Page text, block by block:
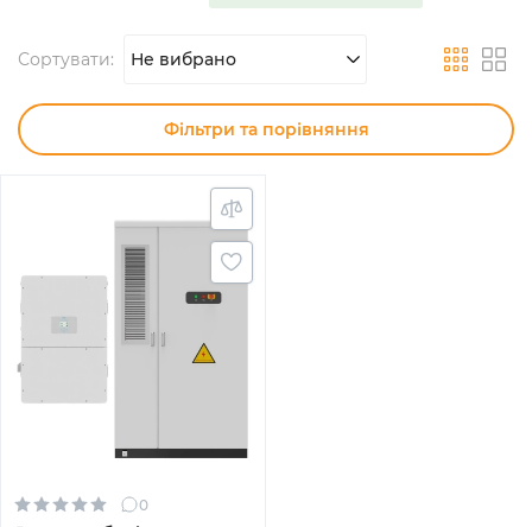
Сортувати: Не вибрано
Фільтри та порівняння
0